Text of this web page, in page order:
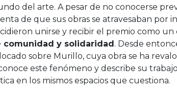
del arte. A pesar de no conocerse
de que sus obras se atravesaban por
unirse y recibir el premio como
comunidad y solidaridad. Desde
sobre Murillo, cuya obra se ha
este fenómeno y describe su
en los mismos espacios que cuestiona.